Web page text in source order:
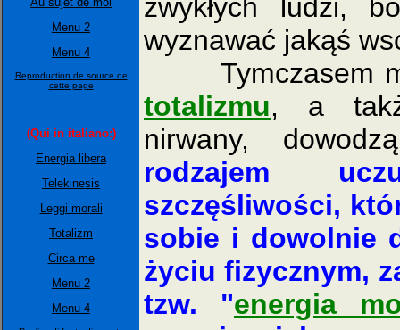
Menu 2
Menu 4
Reproduction de source de
cette page
(Qui in italiano:)
Energia libera
Telekinesis
Leggi morali
Totalizm
Circa me
Menu 2
Menu 4
zwykłych ludzi,
wyznawać jakąś
Tymczasem
totalizmu, a
nirwany,
rodzajem
szczęśliwości,
sobie i dowolnie
życiu fizycznym,
tzw. "energia